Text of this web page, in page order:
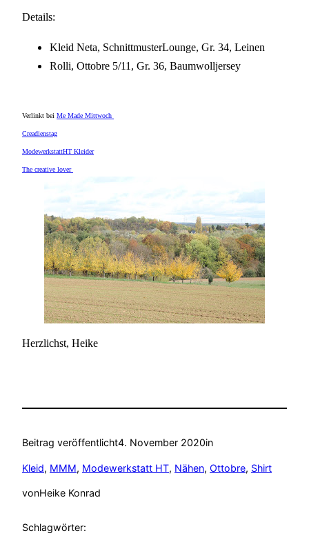
Details:
Kleid Neta, SchnittmusterLounge, Gr. 34, Leinen
Rolli, Ottobre 5/11, Gr. 36, Baumwolljersey
Verlinkt bei Me Made Mittwoch
Creadienstag
ModewerkstattHT Kleider
The creative lover
Herzlichst, Heike
Beitrag veröffentlicht4. November 2020in
Kleid, MMM, Modewerkstatt HT, Nähen, Ottobre, Shirt
vonHeike Konrad
Schlagwörter: